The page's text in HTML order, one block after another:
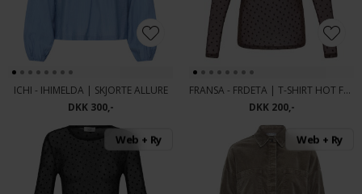
ICHI - IHIMELDA | SKJORTE ALLURE
DKK 300,-
FRANSA - FRDETA | T-SHIRT HOT FUDGE
DKK 200,-
Web + Ry Web + Ry